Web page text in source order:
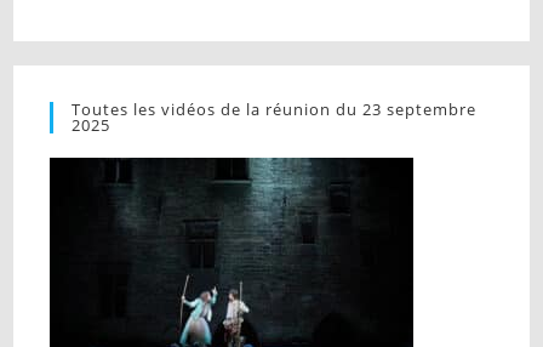
Toutes les vidéos de la réunion du 23 septembre
2025